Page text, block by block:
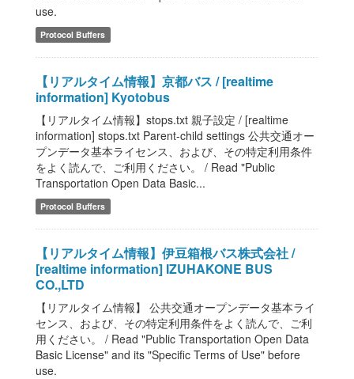
use.
Protocol Buffers
【リアルタイム情報】京都バス / [realtime
information] Kyotobus
【リアルタイム情報】stops.txt 親子設定 / [realtime
information] stops.txt Parent-child settings 公共交通オー
プンデータ基本ライセンス、および、その特定利用条件
をよく読んで、ご利用ください。 / Read "Public
Transportation Open Data Basic...
Protocol Buffers
【リアルタイム情報】伊豆箱根バス株式会社 /
[realtime information] IZUHAKONE BUS
CO.,LTD
【リアルタイム情報】 公共交通オープンデータ基本ライ
センス、および、その特定利用条件をよく読んで、ご利
用ください。 / Read "Public Transportation Open Data
Basic License" and its "Specific Terms of Use" before
use.